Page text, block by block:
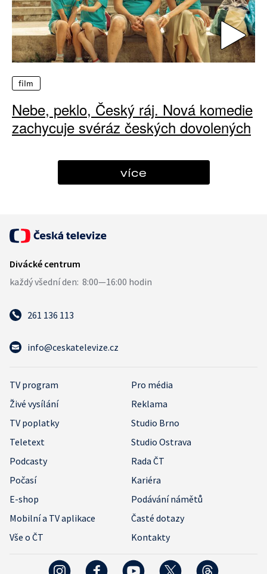
film
Nebe, peklo, Český ráj. Nová komedie
zachycuje svéráz českých dovolených
více
261 136 113
info@ceskatelevize.cz
TV program
Pro média
Živé vysílání
Reklama
TV poplatky
Studio Brno
Teletext
Studio Ostrava
Podcasty
Rada ČT
Počasí
Kariéra
E-shop
Podávání námětů
Mobilní a TV aplikace
Časté dotazy
Vše o ČT
Kontakty